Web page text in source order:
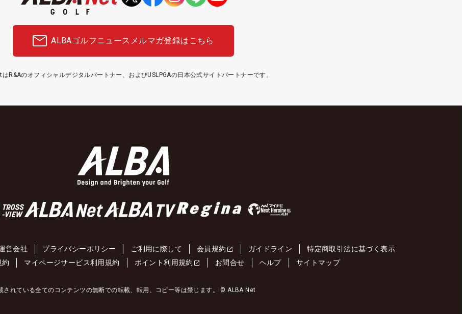
ALBAゴルフニュース メルマガ登録はこちら
はR&Aのオフィシャルデジタルパートナー、およびUSLPGAの日本公式サイトパートナーです。
営会社 プライバシーポリシー ご利用に際して 会員規約 ガイドライン
特定商取引法に基づく表示
約
マイページサービス利用規約 ポイント利用規約 お問合せ ヘルプ サイトマップ
されている全てのコンテンツの無断での転載、転用、コピー等は禁じます。 © ALBA Net